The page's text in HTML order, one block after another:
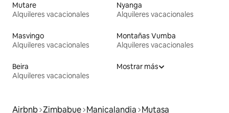
Mutare
Alquileres vacacionales
Nyanga
Alquileres vacacionales
Masvingo
Alquileres vacacionales
Montañas Vumba
Alquileres vacacionales
Beira
Alquileres vacacionales
Mostrar más
Airbnb Zimbabue Manicalandia Mutasa